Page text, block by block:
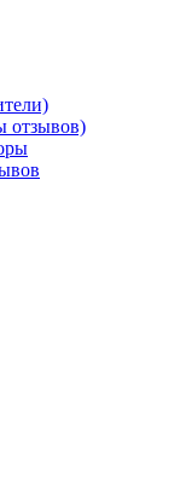
отзывов)